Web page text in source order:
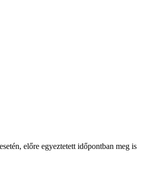
előre egyeztetett időpontban meg is